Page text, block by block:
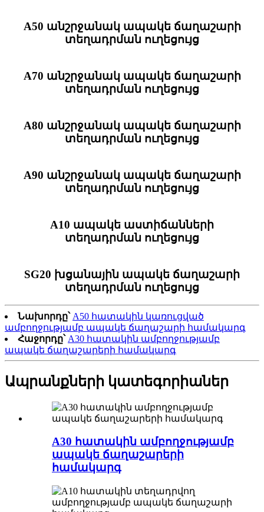
A50 անշրջանակ ապակե ճաղաշարի
տեղադրման ուղեցույց
A70 անշրջանակ ապակե ճաղաշարի
տեղադրման ուղեցույց
A80 անշրջանակ ապակե ճաղաշարի
տեղադրման ուղեցույց
A90 անշրջանակ ապակե ճաղաշարի
տեղադրման ուղեցույց
A10 ապակե աստիճանների
տեղադրման ուղեցույց
SG20 խցանային ապակե ճաղաշարի
տեղադրման ուղեցույց
Նախորդը՝ A50 հատակին կառուցված
ամբողջությամբ ապակե ճաղաշարի համակարգ
Հաջորդը՝ A30 հատակին ամբողջությամբ
ապակե ճաղաշարերի համակարգ
Ապրանքների կատեգորիաներ
A30 հատակին ամբողջությամբ
ապակե ճաղաշարերի
համակարգ